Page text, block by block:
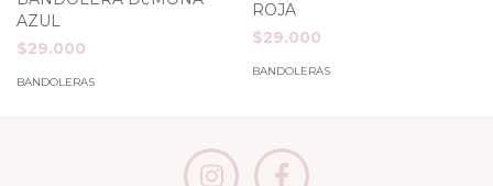
AZUL
$29.000
BANDOLERAS
ROJA
$29.000
BANDOLERAS